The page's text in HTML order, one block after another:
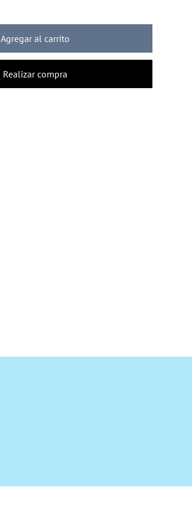
Agregar al carrito
Realizar compra